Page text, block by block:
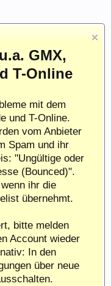
GMX,
T-Online
mit dem
und T-Online.
vom Anbieter
Spam und ihr
"Ungültige oder
(Bounced)".
ihr die
übernehmt.
bitte melden
Account wieder
In den
über neue